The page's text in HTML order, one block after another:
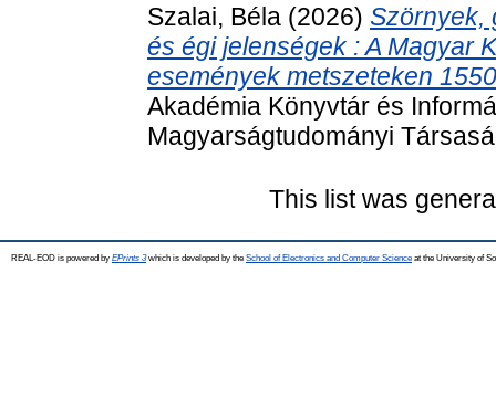
Szalai, Béla (2026) Szörnyek,
és égi jelenségek : A Magyar
események metszeteken
Akadémia Könyvtár és
Magyarságtudományi
This list was
REAL-EOD is powered by EPrints 3which is developed by the School of Electronics and Computer Science at the University of